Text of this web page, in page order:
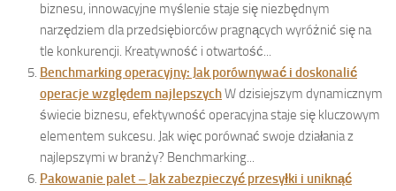
biznesu, innowacyjne myślenie staje się niezbędnym
narzędziem dla przedsiębiorców pragnących wyróżnić się na
tle konkurencji. Kreatywność i otwartość...
Benchmarking operacyjny: Jak porównywać i doskonalić
operacje względem najlepszychW dzisiejszym dynamicznym
świecie biznesu, efektywność operacyjna staje się kluczowym
elementem sukcesu. Jak więc porównać swoje działania z
najlepszymi w branży? Benchmarking...
Pakowanie palet – Jak zabezpieczyć przesyłki i uniknąć